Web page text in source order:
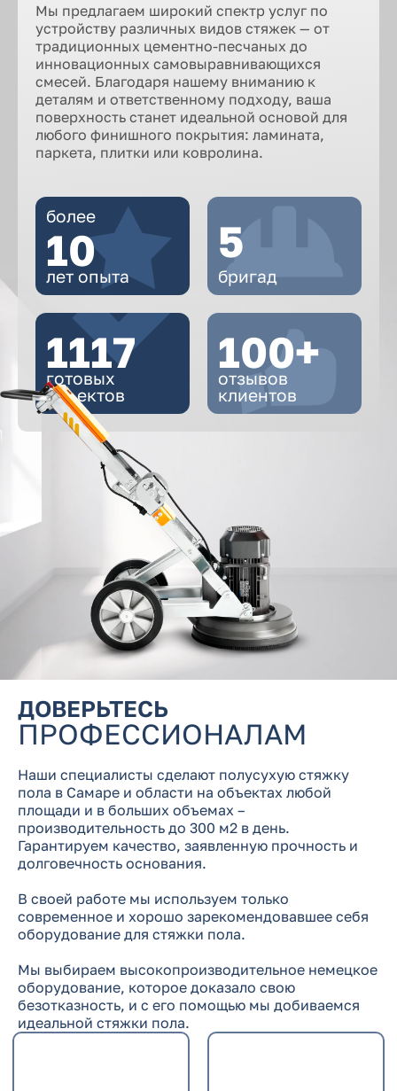
Мы предлагаем широкий спектр услуг по
устройству различных видов стяжек — от
традиционных цементно-песчаных до
инновационных самовыравнивающихся
смесей. Благодаря нашему вниманию к
деталям и ответственному подходу, ваша
поверхность станет идеальной основой для
любого финишного покрытия: ламината,
паркета, плитки или ковролина.
более
10
лет опыта
5
бригад
1117
готовых
объектов
100+
отзывов
клиентов
ДОВЕРЬТЕСЬ
ПРОФЕССИОНАЛАМ
Наши специалисты сделают полусухую стяжку
пола в Самаре и области на объектах любой
площади и в больших объемах –
производительность до 300 м2 в день.
Гарантируем качество, заявленную прочность и
долговечность основания.
В своей работе мы используем только
современное и хорошо зарекомендовавшее себя
оборудование для стяжки пола.
Мы выбираем высокопроизводительное немецкое
оборудование, которое доказало свою
безотказность, и с его помощью мы добиваемся
идеальной стяжки пола.